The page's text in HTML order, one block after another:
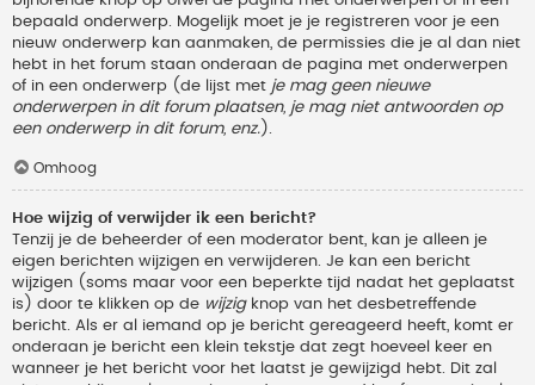
bepaald onderwerp. Mogelijk moet je je registreren voor je een
nieuw onderwerp kan aanmaken, de permissies die je al dan niet
hebt in het forum staan onderaan de pagina met onderwerpen
of in een onderwerp (de lijst met je mag geen nieuwe
onderwerpen in dit forum plaatsen, je mag niet antwoorden op
een onderwerp in dit forum, enz. ).
Omhoog
Hoe wijzig of verwijder ik een bericht?
Tenzij je de beheerder of een moderator bent, kan je alleen je
eigen berichten wijzigen en verwijderen. Je kan een bericht
wijzigen (soms maar voor een beperkte tijd nadat het geplaatst
is) door te klikken op de wijzigknop van het desbetreffende
bericht. Als er al iemand op je bericht gereageerd heeft, komt er
onderaan je bericht een klein tekstje dat zegt hoeveel keer en
wanneer je het bericht voor het laatst je gewijzigd hebt. Dit zal